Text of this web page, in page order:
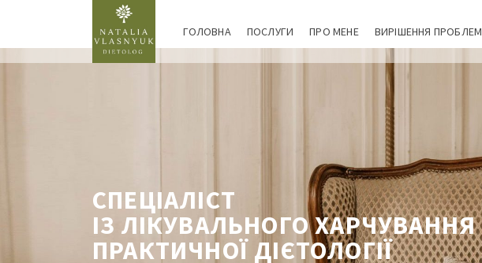
ГОЛОВНА ПОСЛУГИ ПРО МЕНЕ ВИРІШЕННЯ ПРОБЛЕМ
СПЕЦІАЛІСТ
ІЗ ЛІКУВАЛЬНОГО ХАРЧУВАННЯ
ПРАКТИЧНОЇ ДІЄТОЛОГІЇ